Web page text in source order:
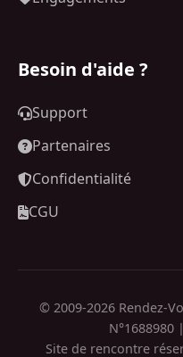
Besoin d'aide ?
Support
Partenaires
Confidentialité
CGU
© 2009-2026 Rendez-
N°1688980 |
Site de rencontre